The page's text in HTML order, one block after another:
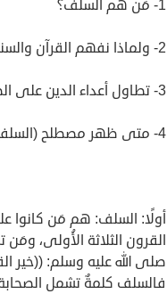
1- مَن هم السلف؟
2- ولماذا نفهم القرآن والسنة بفهم السلف؟
3- تطاول أعداء الدين على الصحابة، وموقفنا من ذلك.
4- متى ظهر مصطلح (السلفية)؟ وما الحاجة إليه؟
أولًا: السلف: هم مَن كانوا
القرون الثلاثة الأُولى،
صلى الله عليه وسلم: ((خير
فالسلف كلمةٌ تشمل